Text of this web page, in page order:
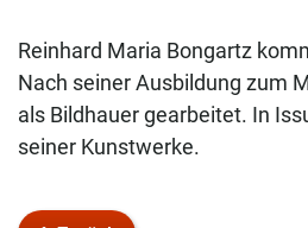
Reinhard Maria Bongartz
Nach seiner Ausbildung zum
als Bildhauer gearbeitet. In
seiner Kunstwerke.